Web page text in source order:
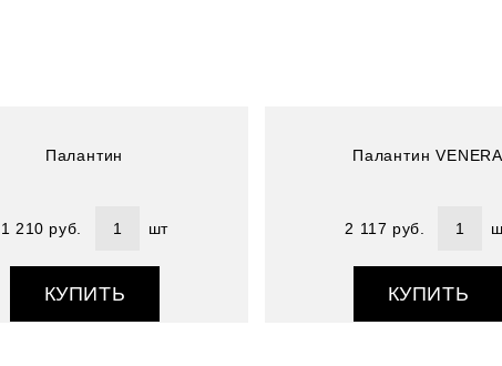
Палантин
1 210 руб. шт
КУПИТЬ
Палантин VENERA
2 117 руб.
КУПИТЬ